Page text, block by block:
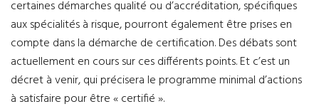
certaines démarches qualité ou d’accréditation, spécifiques
aux spécialités à risque, pourront également être prises en
compte dans la démarche de certification. Des débats sont
actuellement en cours sur ces différents points. Et c’est un
décret à venir, qui précisera le programme minimal d’actions
à satisfaire pour être « certifié ».